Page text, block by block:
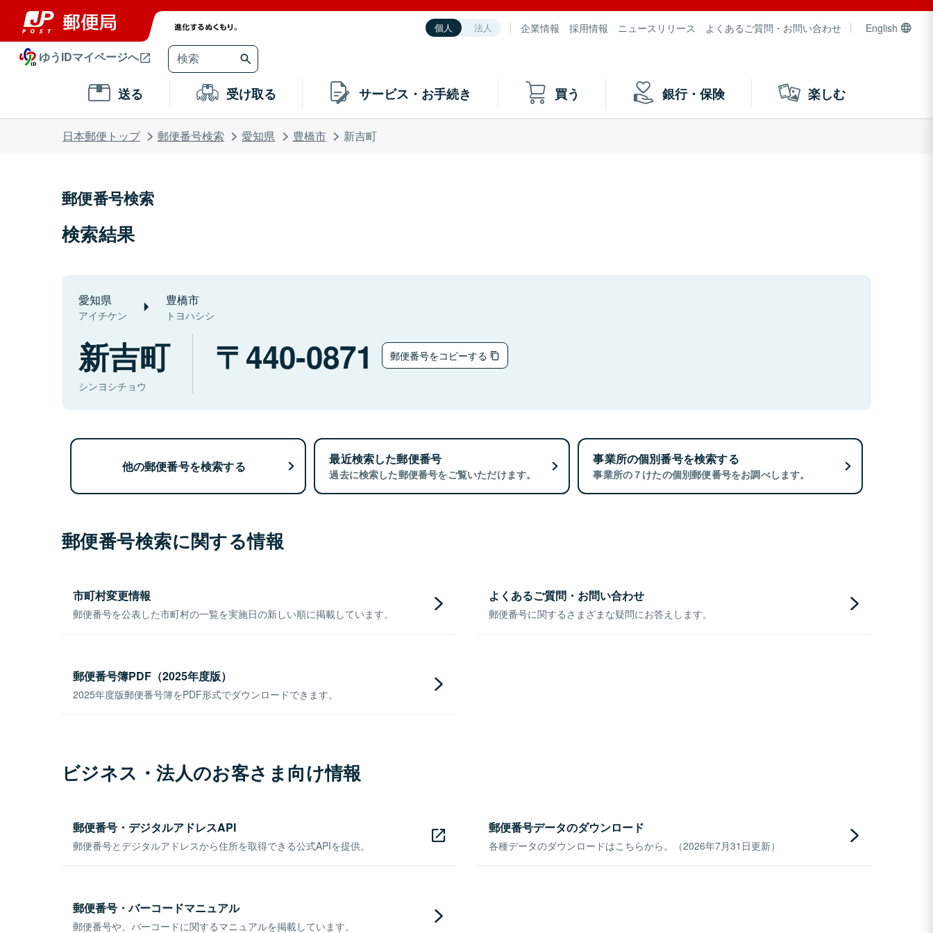
個人 法人 企業情報 採用情報 ニュースリリース よくあるご質問・お問い合わせ English
ゆうIDマイページへ
送る 受け取る サービス・お手続き 買う 銀行・保険 楽しむ
日本郵便トップ 郵便番号検索 愛知県 豊橋市 新吉町
郵便番号検索
検索結果
愛知県
アイチケン
豊橋市
トヨハシシ
新吉町
シンヨシチョウ
440-0871 郵便番号をコピーする
他の郵便番号を検索する 最近検索した郵便番号
過去に検索した郵便番号をご覧いただけます。
事業所の個別番号を検索する
事業所の７けたの個別郵便番号をお調べします。
郵便番号検索に関する情報
市町村変更情報
郵便番号を公表した市町村の一覧を実施日の新しい順に掲載しています。
よくあるご質問・お問い合わせ
郵便番号に関するさまざまな疑問にお答えします。
郵便番号簿PDF（2025年度版）
2025年度版郵便番号簿をPDF形式でダウンロードできます。
ビジネス・法人のお客さま向け情報
郵便番号・デジタルアドレスAPI
郵便番号とデジタルアドレスから住所を取得できる公式APIを提供。
郵便番号データのダウンロード
各種データのダウンロードはこちらから。（2026年7月31日更新）
郵便番号・バーコードマニュアル
郵便番号や、バーコードに関するマニュアルを掲載しています。